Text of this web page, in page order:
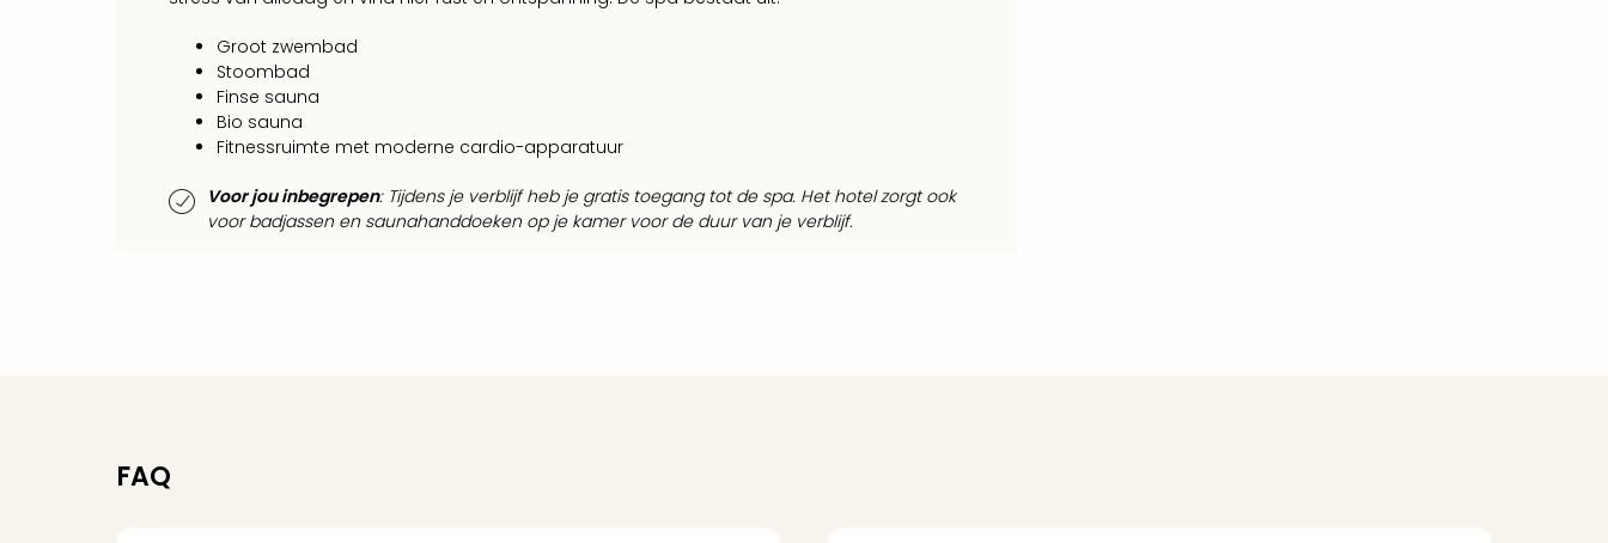
Groot zwembad
Stoombad
Finse sauna
Bio sauna
Fitnessruimte met moderne cardio-apparatuur
Voor jou inbegrepen: Tijdens je verblijf heb je gratis toegang tot de spa. Het hotel zorgt ook
voor badjassen en saunahanddoeken op je kamer voor de duur van je verblijf.
FAQ